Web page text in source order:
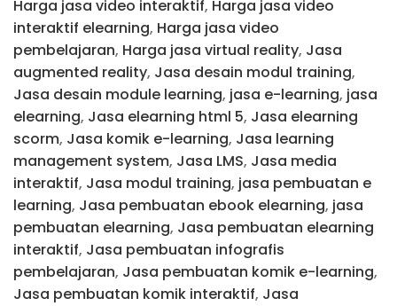
Harga jasa video interaktif, Harga jasa video
interaktif elearning, Harga jasa video
pembelajaran, Harga jasa virtual reality, Jasa
augmented reality, Jasa desain modul training,
Jasa desain module learning, jasa e-learning, jasa
elearning, Jasa elearning html 5, Jasa elearning
scorm, Jasa komik e-learning, Jasa learning
management system, Jasa LMS, Jasa media
interaktif, Jasa modul training, jasa pembuatan e
learning, Jasa pembuatan ebook elearning, jasa
pembuatan elearning, Jasa pembuatan elearning
interaktif, Jasa pembuatan infografis
pembelajaran, Jasa pembuatan komik e-learning,
Jasa pembuatan komik interaktif, Jasa